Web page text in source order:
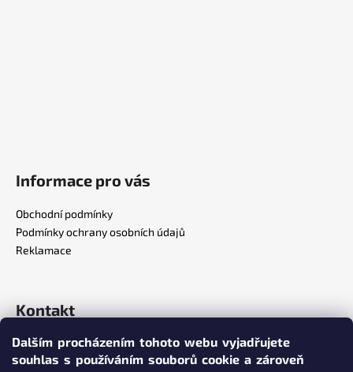
Dalším procházením tohoto webu vyjadřujete
souhlas s používáním souborů cookie a zároveň
Informace pro vás
Obchodní podmínky
Podmínky ochrany osobních údajů
Reklamace
Kontakt
info @poppersy.cz
+420 734 256 636